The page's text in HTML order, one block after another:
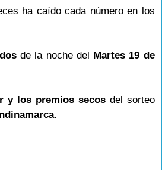
ha caído cada número en los
de la noche del Martes 19 de
y los premios secosdel sorteo
.